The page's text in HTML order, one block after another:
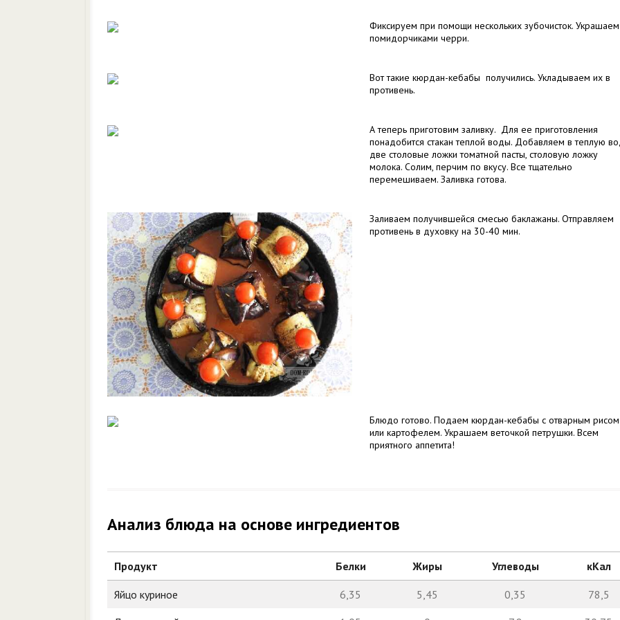
Фиксируем при помощи нескольких зубочисток. Украшаем
помидорчиками черри.
Вот такие кюрдан-кебабы получились. Укладываем их в
противень.
А теперь приготовим заливку. Для ее приготовления
понадобится стакан теплой воды. Добавляем в теплую
две столовые ложки томатной пасты, столовую ложку
молока. Солим, перчим по вкусу. Все тщательно
перемешиваем. Заливка готова.
Заливаем получившейся смесью баклажаны. Отправляем
противень в духовку на 30-40 мин.
Блюдо готово. Подаем кюрдан-кебабы с отварным рисом
или картофелем. Украшаем веточкой петрушки. Всем
приятного аппетита!
Анализ блюда на основе ингредиентов
Продукт Белки Жиры Углеводы кКал
Яйцо куриное 6,35 5,45 0,35
78,5